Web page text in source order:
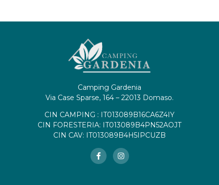
Camping Gardenia
Via Case Sparse, 164 – 22013 Domaso.
CIN CAMPING : IT013089B16CA6Z4IY
CIN FORESTERIA: IT013089B4PN52AOJT
CIN CAV: IT013089B4H5IPCUZB